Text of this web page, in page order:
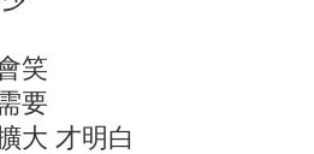
笑
要
大 才明白